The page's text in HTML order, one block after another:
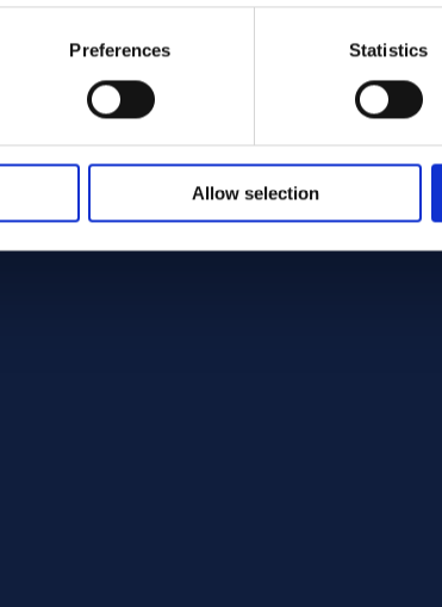
Preferences Statistics
Allow selection